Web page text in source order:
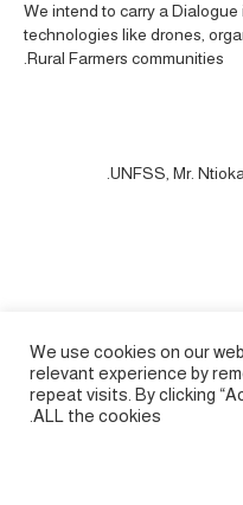
We intend to carry a
technologies like drones,
Rural Farmers communities.
UNFSS, Mr.
We use cookies on our
relevant experience by
repeat visits. By clicking
ALL the cookies.